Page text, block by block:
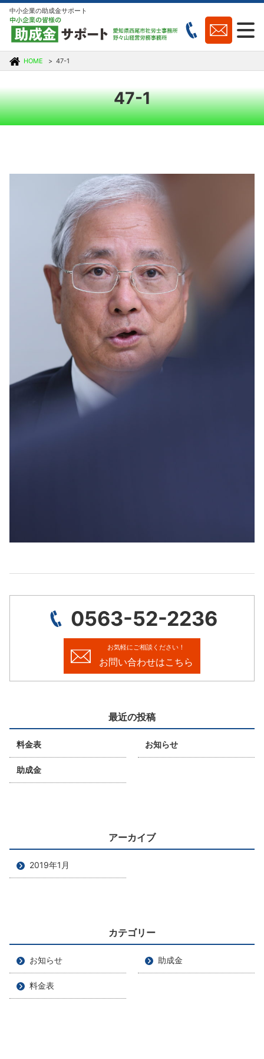
中小企業の助成金サポート
HOME 47-1
47-1
0563-52-2236
お気軽にご相談ください！
お問い合わせはこちら
最近の投稿
料金表 お知らせ
助成金
アーカイブ
2019年1月
カテゴリー
お知らせ 助成金
料金表